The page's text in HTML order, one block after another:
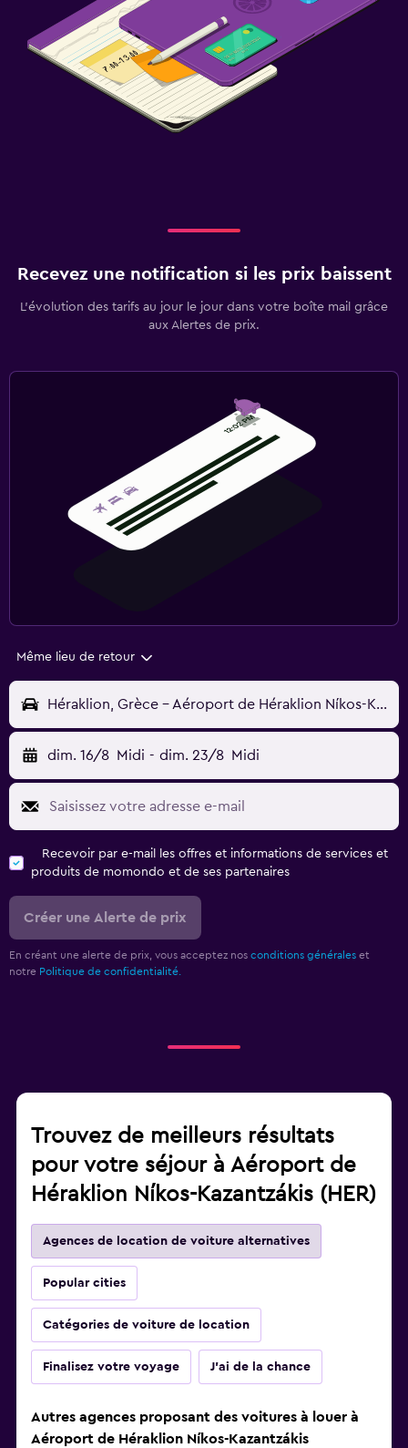
Recevez une notification si les prix baissent
L’évolution des tarifs au jour le jour dans votre boîte mail grâce
aux Alertes de prix.
Même lieu de retour
Héraklion, Grèce - Aéroport de Héraklion Níkos-Kazantzákis (HER)
dim. 16/8 Midi - dim. 23/8 Midi
Recevoir par e-mail les offres et informations de services et
produits de momondo et de ses partenaires
Créer une Alerte de prix
En créant une alerte de prix, vous acceptez nos conditions générales et
notre Politique de confidentialité.
Trouvez de meilleurs résultats
pour votre séjour à Aéroport de
Héraklion Níkos-Kazantzákis (HER)
Agences de location de voiture alternatives
Popular cities
Catégories de voiture de location
Finalisez votre voyage J'ai de la chance
Autres agences proposant des voitures à louer à
Aéroport de Héraklion Níkos-Kazantzákis